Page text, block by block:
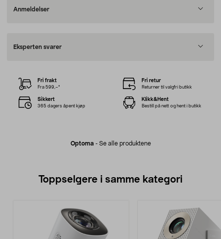
Anmeldelser
Eksperten svarer
Optoma- Se alle produktene
Fri frakt
Fra 599,–*
Fri retur
Returner til valgfri butikk
Sikkert
365 dagers åpent kjøp
Klikk&Hent
Bestill på nett og hent i butikk
Toppselgere i samme kategori